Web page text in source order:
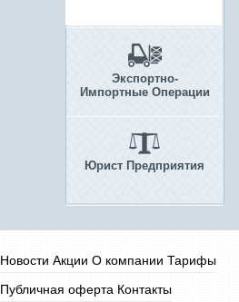
Экспортно-
Импортные Операции
Юрист Предприятия
Новости Акции О компании Тарифы
Публичная оферта Контакты